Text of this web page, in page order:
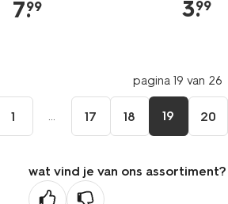
7.
99 3.
99
pagina 19 van 26
1 ... 17 18 19 20
wat vind je van ons assortiment?